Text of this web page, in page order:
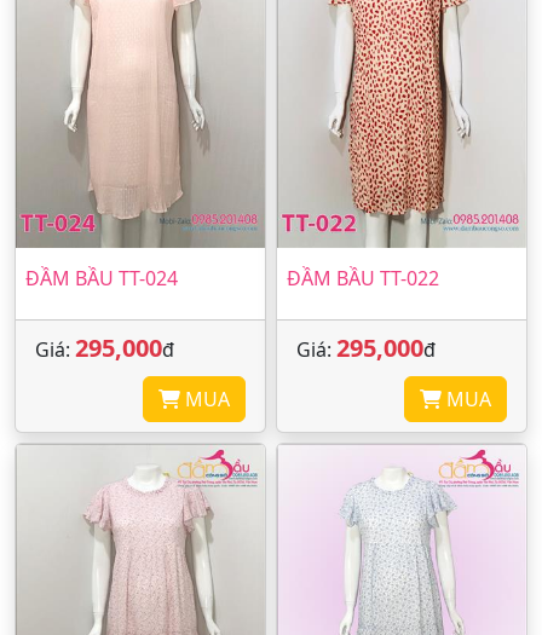
ĐẦM BẦU TT-024
Giá: 295,000đ
MUA
ĐẦM BẦU TT-022
Giá: 295,000đ
MUA